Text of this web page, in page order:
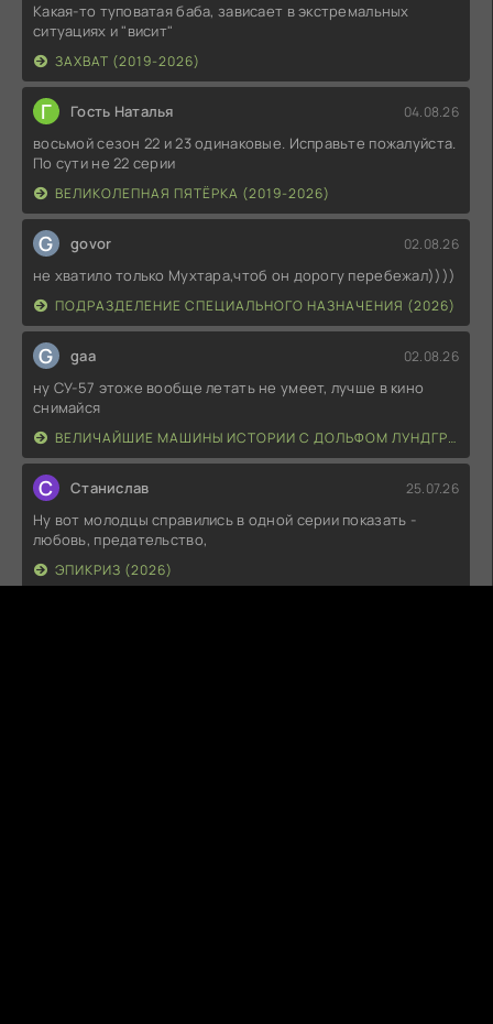
Какая-то туповатая баба, зависает в экстремальных
ситуациях и "висит"
ЗАХВАТ (2019-2026)
Г Гость Наталья 04.08.26
восьмой сезон 22 и 23 одинаковые. Исправьте пожалуйста.
По сути не 22 серии
ВЕЛИКОЛЕПНАЯ ПЯТЁРКА (2019-2026)
G govor 02.08.26
не хватило только Мухтара,чтоб он дорогу перебежал))))
ПОДРАЗДЕЛЕНИЕ СПЕЦИАЛЬНОГО НАЗНАЧЕНИЯ (2026)
G gaa 02.08.26
ну СУ-57 этоже вообще летать не умеет, лучше в кино
снимайся
ВЕЛИЧАЙШИЕ МАШИНЫ ИСТОРИИ С ДОЛЬФОМ ЛУНДГРЕНОМ (2026)
С Станислав 25.07.26
Ну вот молодцы справились в одной серии показать -
любовь, предательство,
ЭПИКРИЗ (2026)